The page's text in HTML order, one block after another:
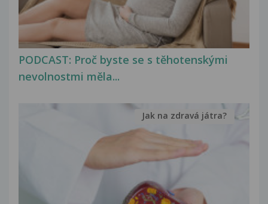
PODCAST: Proč byste se s těhotenskými
nevolnostmi měla...
Jak na zdravá játra?